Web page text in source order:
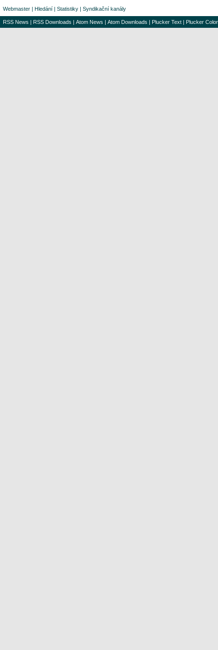
Webmaster | Hledání | Statistiky | Syndikační kanály
RSS News | RSS Downloads | Atom News | Atom Downloads | Plucker Text | Plucker Color